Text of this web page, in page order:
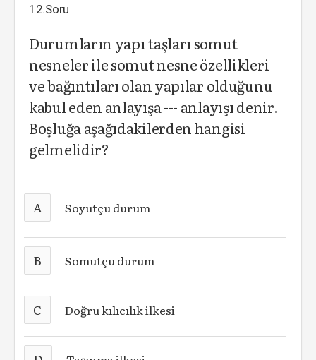
12.Soru
Durumların yapı taşları somut
nesneler ile somut nesne özellikleri
ve bağıntıları olan yapılar olduğunu
kabul eden anlayışa --- anlayışı denir.
Boşluğa aşağıdakilerden hangisi
gelmelidir?
A Soyutçu durum
B Somutçu durum
C Doğru kılıcılık ilkesi